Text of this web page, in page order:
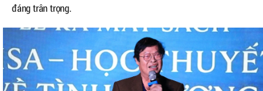
đáng trân trọng.